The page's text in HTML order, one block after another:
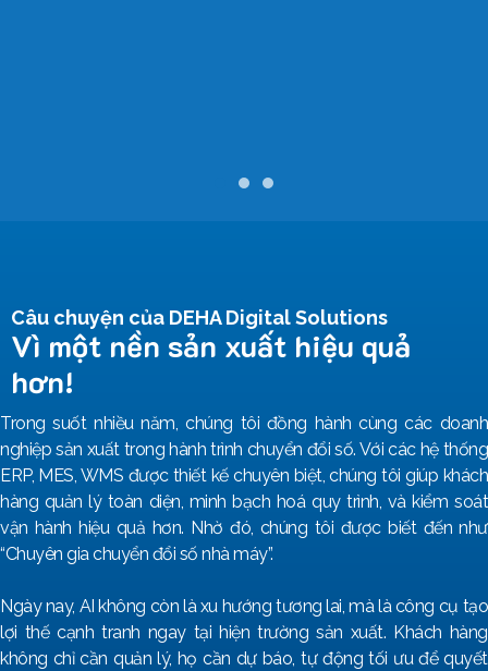
Câu chuyện của DEHA Digital Solutions
Vì một nền sản xuất hiệu quả
hơn!
Trong suốt nhiều năm, chúng tôi đồng hành cùng các doanh
nghiệp sản xuất trong hành trình chuyển đổi số. Với các hệ thống
ERP, MES, WMS được thiết kế chuyên biệt, chúng tôi giúp khách
hàng quản lý toàn diện, minh bạch hoá quy trình, và kiểm soát
vận hành hiệu quả hơn. Nhờ đó, chúng tôi được biết đến như
“Chuyên gia chuyển đổi số nhà máy”.
Ngày nay, AI không còn là xu hướng tương lai, mà là công cụ tạo
lợi thế cạnh tranh ngay tại hiện trường sản xuất. Khách hàng
không chỉ cần quản lý, họ cần dự báo, tự động tối ưu để quyết